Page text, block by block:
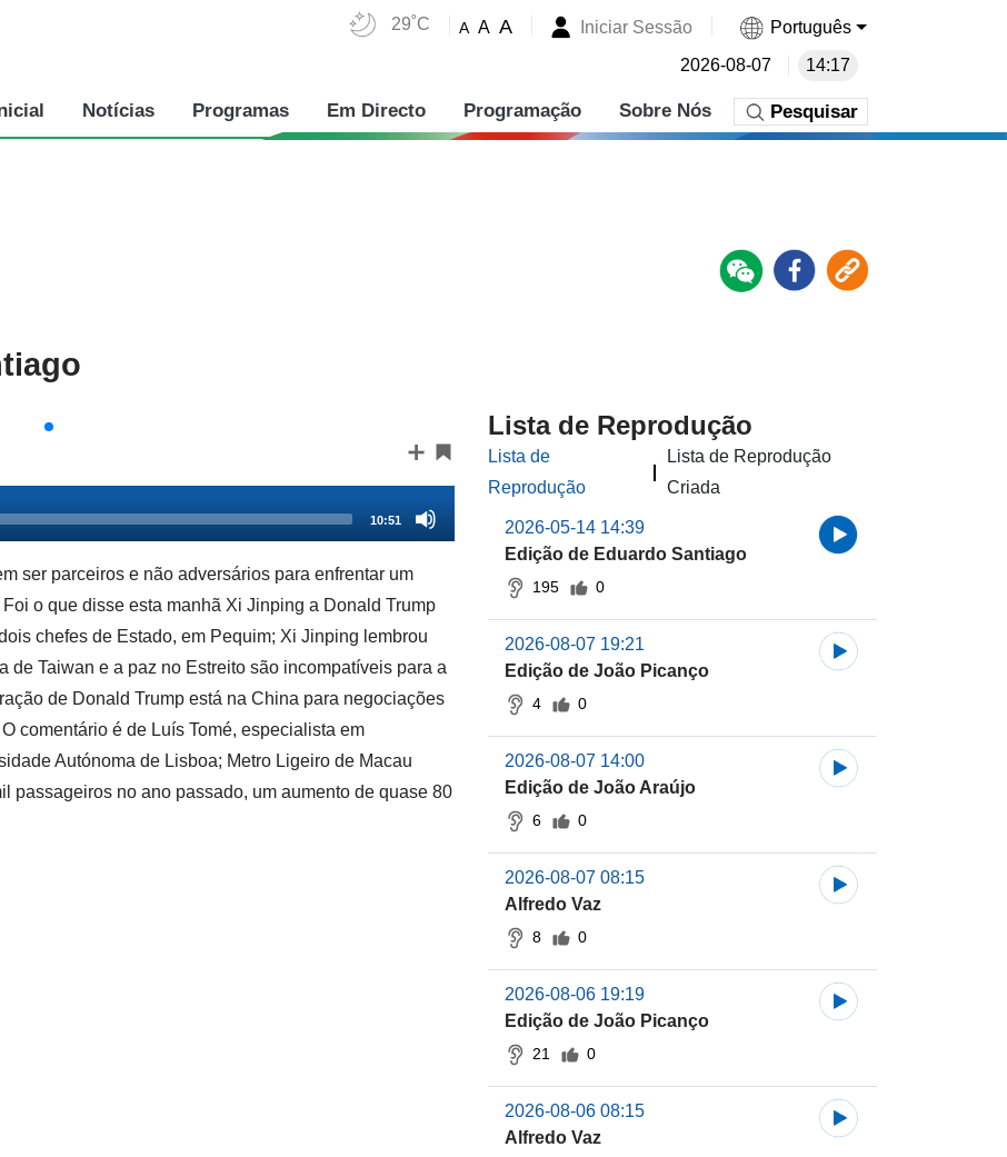
29˚C A A A Iniciar Sessão Português
2026-08-07 14:17
Notícias Programas Em Directo Programação Sobre Nós Pesquisar
10:51
ser parceiros e não adversários para enfrentar um
o que disse esta manhã Xi Jinping a Donald Trump
chefes de Estado, em Pequim; Xi Jinping lembrou
de Taiwan e a paz no Estreito são incompatíveis para a
de Donald Trump está na China para negociações
comentário é de Luís Tomé, especialista em
Autónoma de Lisboa; Metro Ligeiro de Macau
passageiros no ano passado, um aumento de quase 80
Lista de Reprodução
Lista de
Reprodução
Lista de Reprodução
Criada
2026-05-14 14:39
Edição de Eduardo Santiago
195 0
2026-08-07 19:21
Edição de João Picanço
4 0
2026-08-07 14:00
Edição de João Araújo
6 0
2026-08-07 08:15
Alfredo Vaz
8 0
2026-08-06 19:19
Edição de João Picanço
21 0
2026-08-06 08:15
Alfredo Vaz